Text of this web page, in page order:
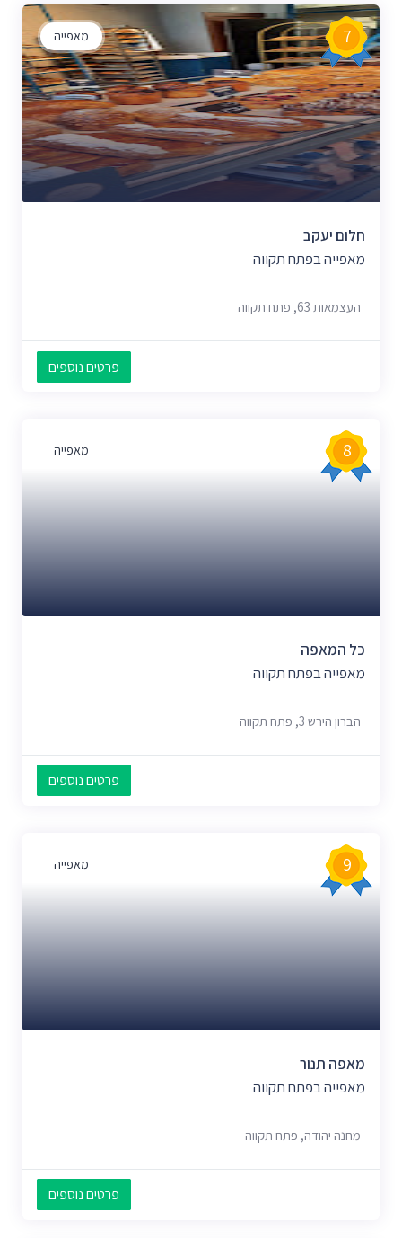
מאפייה 7
חלום יעקב
מאפייה בפתח תקווה
העצמאות 63, פתח תקווה
פרטים נוספים
מאפייה 8
כל המאפה
מאפייה בפתח תקווה
הברון הירש 3, פתח תקווה
פרטים נוספים
מאפייה 9
מאפה תנור
מאפייה בפתח תקווה
מחנה יהודה, פתח תקווה
פרטים נוספים